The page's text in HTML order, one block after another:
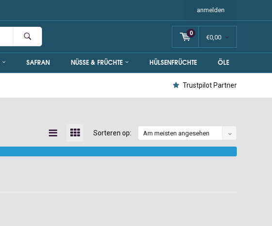
anmelden
0
€0,00
SAFRAN NÜSSE & FRÜCHTE HÜLSENFRÜCHTE ÖLE
Trustpilot Partner
Sorteren op: Am meisten angesehen